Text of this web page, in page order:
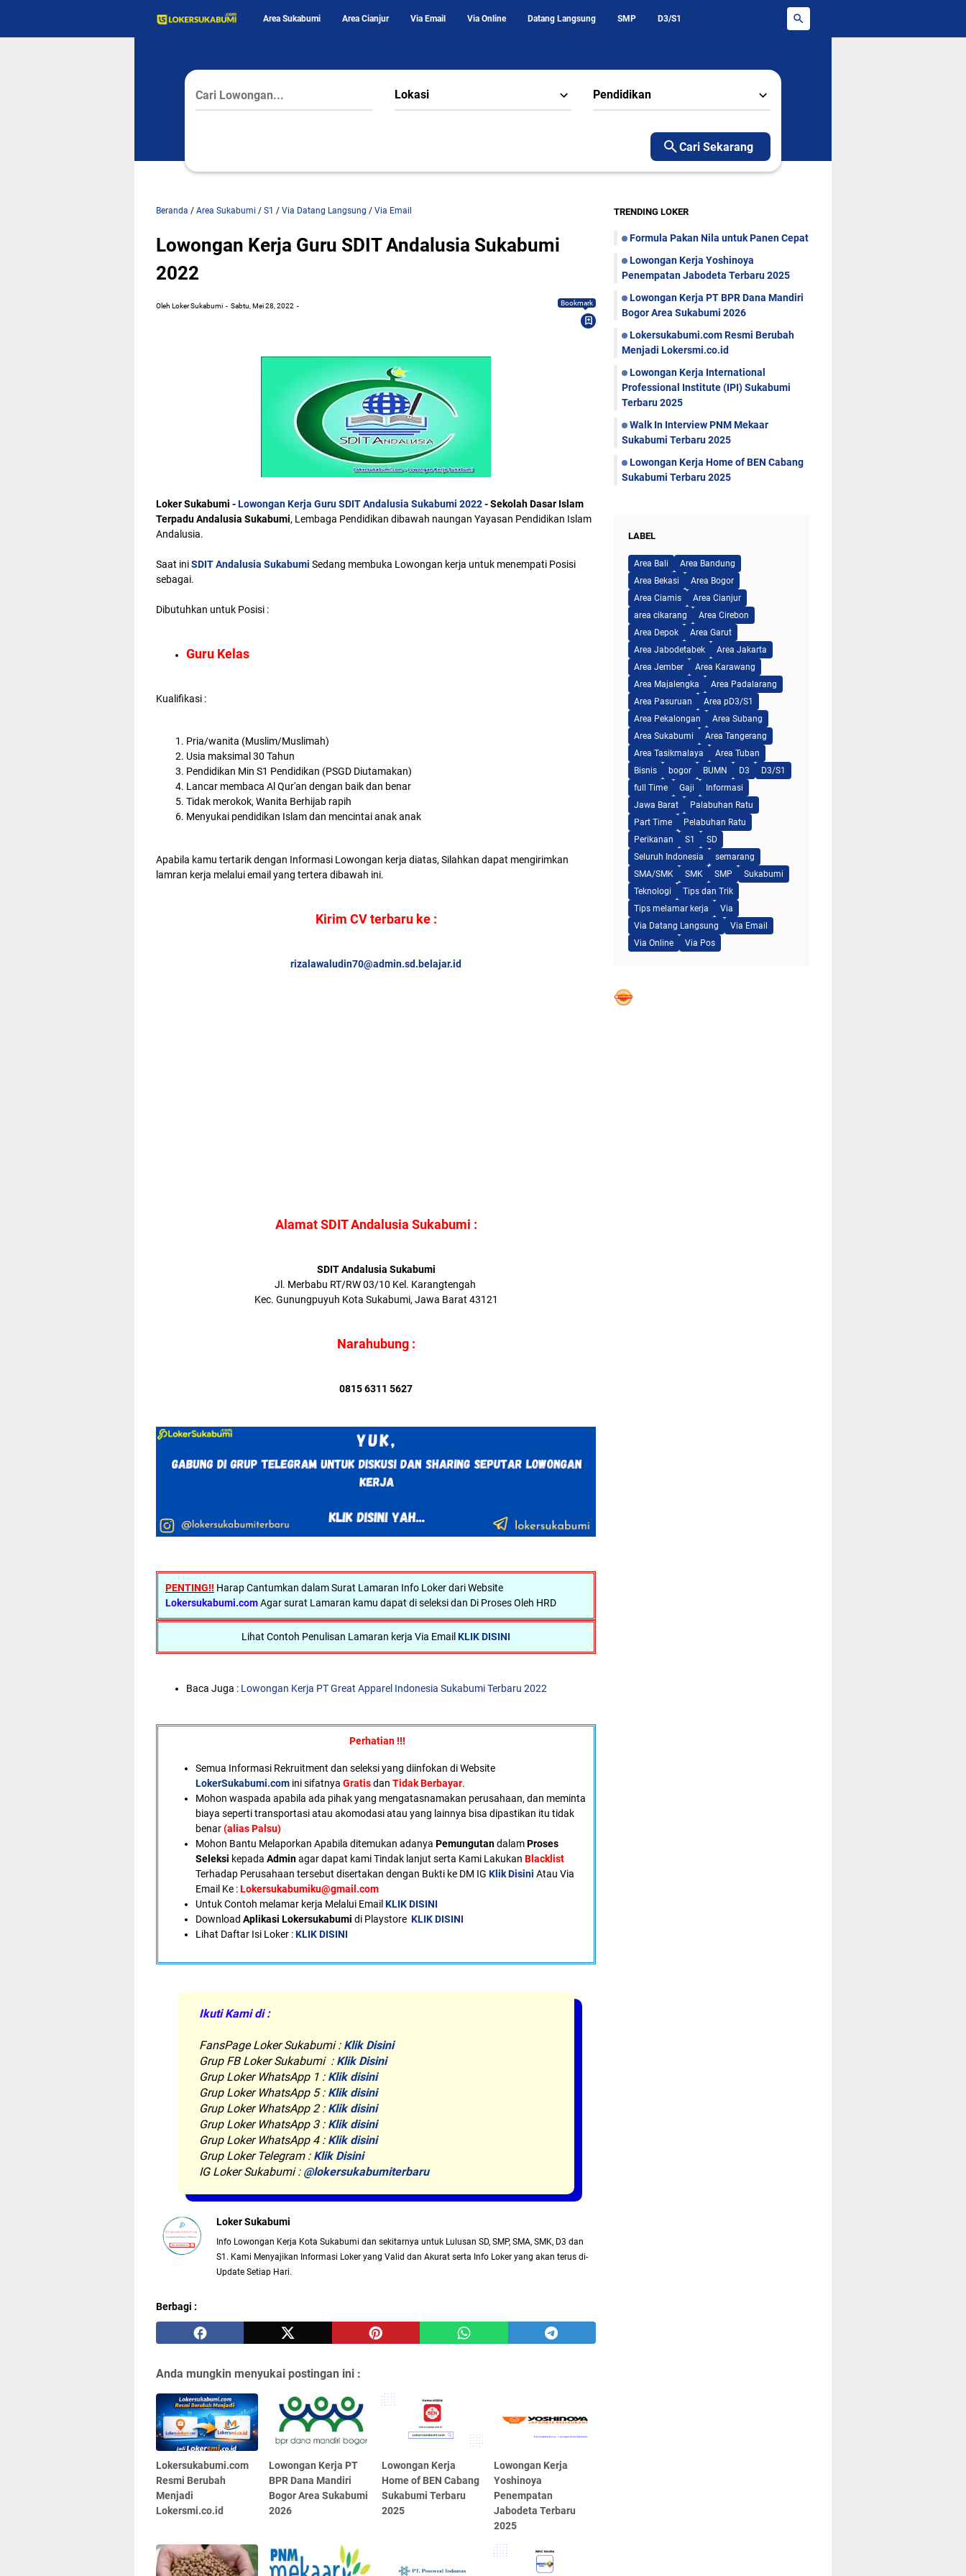
Area Sukabumi Area Cianjur Via Email Via Online Datang Langsung SMP D3/S1
Lokasi Pendidikan
Cari Sekarang
Beranda / Area Sukabumi / S1 / Via Datang Langsung / Via Email
Lowongan Kerja Guru SDIT Andalusia Sukabumi
2022
Oleh Loker Sukabumi Sabtu, Mei 28, 2022 Bookmark
Loker Sukabumi -Lowongan Kerja Guru SDIT Andalusia Sukabumi 2022- Sekolah Dasar Islam
Terpadu Andalusia Sukabumi, Lembaga Pendidikan dibawah naungan Yayasan Pendidikan Islam
Andalusia.
Saat iniSDIT Andalusia Sukabumi Sedang membuka Lowongan kerja untuk menempati Posisi
sebagai.
Dibutuhkan untuk Posisi :
Guru Kelas
Kualifikasi :
Pria/wanita (Muslim/Muslimah)
Usia maksimal 30 Tahun
Pendidikan Min S1 Pendidikan (PSGD Diutamakan)
Lancar membaca Al Qur'an dengan baik dan benar
Tidak merokok, Wanita Berhijab rapih
Menyukai pendidikan Islam dan mencintai anak anak
Apabila kamu tertarik dengan Informasi Lowongan kerja diatas, Silahkan dapat mengirimkan
lamran kerja melalui email yang tertera dibawah ini.
Kirim CV terbaru ke :
rizalawaludin70@admin.sd.belajar.id
Alamat SDIT Andalusia Sukabumi :
SDIT Andalusia Sukabumi
Jl. Merbabu RT/RW 03/10 Kel. Karangtengah
Kec. Gunungpuyuh Kota Sukabumi, Jawa Barat 43121
Narahubung :
0815 6311 5627
PENTING!! Harap Cantumkan dalam Surat Lamaran Info Loker dari Website
Lokersukabumi.comAgar surat Lamaran kamu dapat di seleksi dan Di Proses Oleh HRD
Lihat Contoh Penulisan Lamaran kerja Via EmailKLIK DISINI
Baca Juga : Lowongan Kerja PT Great Apparel Indonesia Sukabumi Terbaru 2022
Perhatian !!!
Semua Informasi Rekruitment dan seleksi yang diinfokan di Website
LokerSukabumi.com ini sifatnya Gratisdan Tidak Berbayar.
Mohon waspada apabila ada pihak yang mengatasnamakan perusahaan, dan meminta
biaya seperti transportasi atau akomodasi atau yang lainnya bisa dipastikan itu tidak
benar(alias Palsu)
Mohon Bantu Melaporkan Apabila ditemukan adanya PemungutandalamProses
Seleksi kepada Adminagar dapat kami Tindak lanjut serta Kami Lakukan Blacklist
Terhadap Perusahaan tersebut disertakan dengan Bukti ke DM IG Klik Disini Atau Via
Email Ke :Lokersukabumiku@gmail.com
Untuk Contoh melamar kerja Melalui Email KLIK DISINI
Download Aplikasi Lokersukabumi di Playstore KLIK DISINI
Lihat Daftar Isi Loker :KLIK DISINI
Ikuti Kami di :
FansPage Loker Sukabumi : Klik Disini
Grup FB Loker Sukabumi : Klik Disini
Grup Loker WhatsApp 1 : Klik disini
Grup Loker WhatsApp 5 : Klik disini
Grup Loker WhatsApp 2 : Klik disini
Grup Loker WhatsApp 3 : Klik disini
Grup Loker WhatsApp 4 : Klik disini
Grup Loker Telegram : Klik Disini
IG Loker Sukabumi : @lokersukabumiterbaru
Loker Sukabumi
Info Lowongan Kerja Kota Sukabumi dan sekitarnya untuk Lulusan SD, SMP, SMA, SMK, D3 dan
S1. Kami Menyajikan Informasi Loker yang Valid dan Akurat serta Info Loker yang akan terus di-
Update Setiap Hari.
Berbagi :
Anda mungkin menyukai postingan ini :
Lokersukabumi.com
Resmi Berubah
Menjadi
Lokersmi.co.id
Lowongan Kerja PT
BPR Dana Mandiri
Bogor Area Sukabumi
2026
Lowongan Kerja
Home of BEN Cabang
Sukabumi Terbaru
2025
Lowongan Kerja
Yoshinoya
Penempatan
Jabodeta Terbaru
2025
TRENDING LOKER
Formula Pakan Nila untuk Panen Cepat
Lowongan Kerja Yoshinoya
Penempatan Jabodeta Terbaru 2025
Lowongan Kerja PT BPR Dana Mandiri
Bogor Area Sukabumi 2026
Lokersukabumi.com Resmi Berubah
Menjadi Lokersmi.co.id
Lowongan Kerja International
Professional Institute (IPI) Sukabumi
Terbaru 2025
Walk In Interview PNM Mekaar
Sukabumi Terbaru 2025
Lowongan Kerja Home of BEN Cabang
Sukabumi Terbaru 2025
LABEL
Area Bali
Area Bandung
Area Bekasi
Area Bogor
Area Ciamis
Area Cianjur
area cikarang
Area Cirebon
Area Depok
Area Garut
Area Jabodetabek
Area Jakarta
Area Jember
Area Karawang
Area Majalengka
Area Padalarang
Area Pasuruan
Area pD3/S1
Area Pekalongan
Area Subang
Area Sukabumi
Area Tangerang
Area Tasikmalaya
Area Tuban
Bisnis
bogor BUMN D3
D3/S1
full Time
Gaji
Informasi
Jawa Barat
Palabuhan Ratu
Part Time
Pelabuhan Ratu
Perikanan
S1
SD
Seluruh Indonesia
semarang
SMA/SMK
SMK SMP
Sukabumi
Teknologi
Tips dan Trik
Tips melamar kerja
Via
Via Datang Langsung
Via Email
Via Online
Via Pos